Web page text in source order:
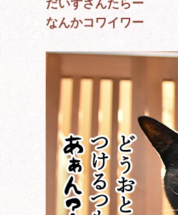
だいずさんたらー
なんかコワイワー